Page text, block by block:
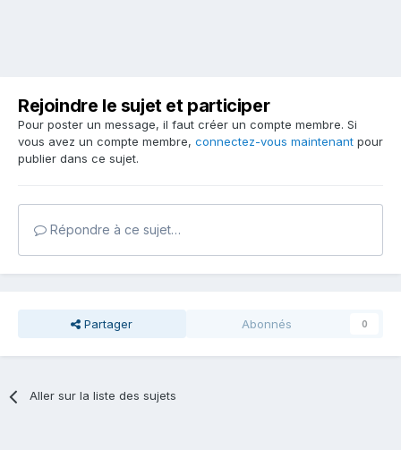
Rejoindre le sujet et participer
Pour poster un message, il faut créer un compte membre. Si
vous avez un compte membre, connectez-vous maintenant pour
publier dans ce sujet.
Répondre à ce sujet…
Partager Abonnés 0
Aller sur la liste des sujets